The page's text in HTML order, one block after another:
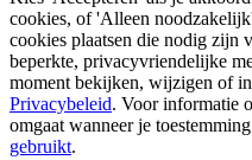
cookies, of 'Alleen
cookies plaatsen die nodig zijn
beperkte, privacyvriendelijke
moment bekijken, wijzigen of
Privacybeleid. Voor informatie
omgaat wanneer je
gebruikt.